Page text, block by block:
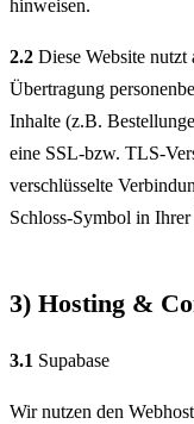
hinweisen.
2.2 Diese Website nutzt
Übertragung
Inhalte (z.B.
eine SSL-bzw. TLS-
verschlüsselte
Schloss-Symbol in
3) Hosting &
3.1 Supabase
Wir nutzen den